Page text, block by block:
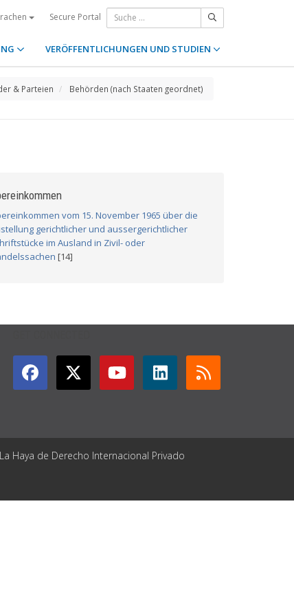
Secure Portal
VERÖFFENTLICHUNGEN UND STUDIEN
& Parteien Behörden (nach Staaten geordnet)
vom 15. November 1965 über die
gerichtlicher und aussergerichtlicher
im Ausland in Zivil- oder
[14]
Haya de Derecho Internacional Privado